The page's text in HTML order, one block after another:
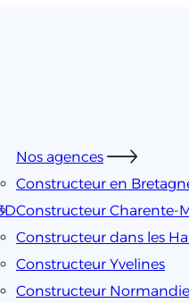
Nos agences
Constructeur en
Constructeur Charente-
Constructeur dans les
Constructeur Yvelines
Constructeur Normandie